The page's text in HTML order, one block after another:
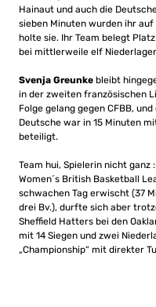
Hainaut und auch die
sieben Minuten wurden ihr
holte sie. Ihr Team belegt
bei mittlerweile elf
Svenja Greunke bleibt
in der zweiten französischen
Folge gelang gegen CFBB,
Deutsche war in 15 Minuten
beteiligt.
Team hui, Spielerin nicht ganz
Women´s British Basketball
schwachen Tag erwischt (37
drei Bv.), durfte sich aber
Sheffield Hatters bei den
mit 14 Siegen und zwei
„Championship“ mit direkter